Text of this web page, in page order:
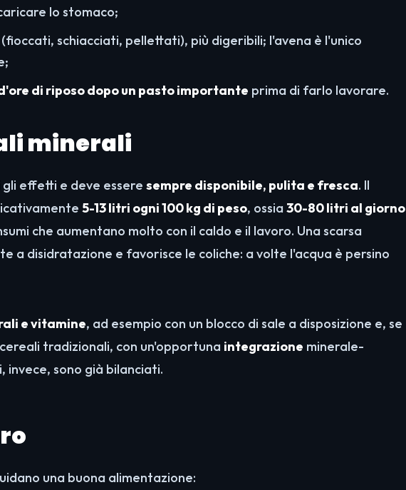
lo stomaco;
(fioccati, schiacciati, pellettati), più digeribili; l'avena è l'unico
di riposo dopo un pasto importante prima di farlo lavorare.
minerali
effetti e deve esseresempre disponibile, pulita e fresca. Il
5-13 litri ogni 100 kg di peso, ossia30-80 litri al giorno
che aumentano molto con il caldo e il lavoro. Una scarsa
a disidratazione e favorisce le coliche: a volte l'acqua è persino
e vitamine, ad esempio con un blocco di sale a disposizione e, se
tradizionali, con un'opportuna integrazione minerale-
invece, sono già bilanciati.
una buona alimentazione: